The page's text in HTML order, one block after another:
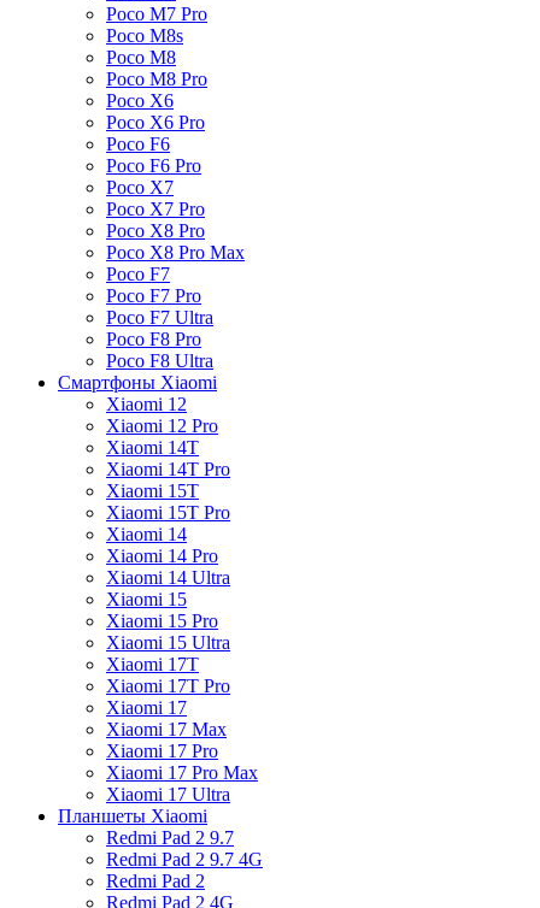
Poco M7 Pro
Poco M8s
Poco M8
Poco M8 Pro
Poco X6
Poco X6 Pro
Poco F6
Poco F6 Pro
Poco X7
Poco X7 Pro
Poco X8 Pro
Poco X8 Pro Max
Poco F7
Poco F7 Pro
Poco F7 Ultra
Poco F8 Pro
Poco F8 Ultra
Смартфоны Xiaomi
Xiaomi 12
Xiaomi 12 Pro
Xiaomi 14T
Xiaomi 14T Pro
Xiaomi 15T
Xiaomi 15T Pro
Xiaomi 14
Xiaomi 14 Pro
Xiaomi 14 Ultra
Xiaomi 15
Xiaomi 15 Pro
Xiaomi 15 Ultra
Xiaomi 17T
Xiaomi 17T Pro
Xiaomi 17
Xiaomi 17 Max
Xiaomi 17 Pro
Xiaomi 17 Pro Max
Xiaomi 17 Ultra
Планшеты Xiaomi
Redmi Pad 2 9.7
Redmi Pad 2 9.7 4G
Redmi Pad 2
Redmi Pad 2 4G